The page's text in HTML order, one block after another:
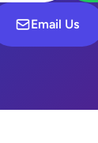
Email Us